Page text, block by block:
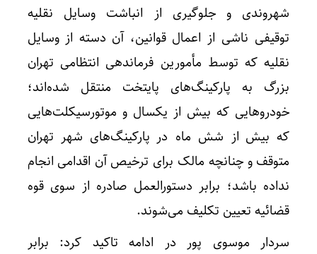
شهروندی و جلوگیری از انباشت وسایل نقلیه
توقیفی ناشی از اعمال قوانین، آن دسته از وسایل
نقلیه که توسط مأمورین فرماندهی انتظامی تهران
بزرگ به پارکینگ‌های پایتخت منتقل شده‌اند؛
خودروهایی که بیش از یکسال و موتورسیکلت‌هایی
که بیش از شش ماه در پارکینگ‌های شهر تهران
متوقف و چنانچه مالک برای ترخیص آن اقدامی انجام
نداده باشد؛ برابر دستورالعمل صادره از سوی قوه
قضائیه تعیین تکلیف می‌شوند.
سردار موسوی پور در ادامه تاکید کرد: برابر